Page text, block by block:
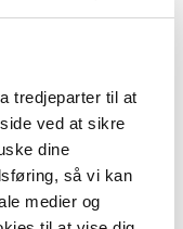
tredjeparter til at
ved at sikre
dine
så vi kan
medier og